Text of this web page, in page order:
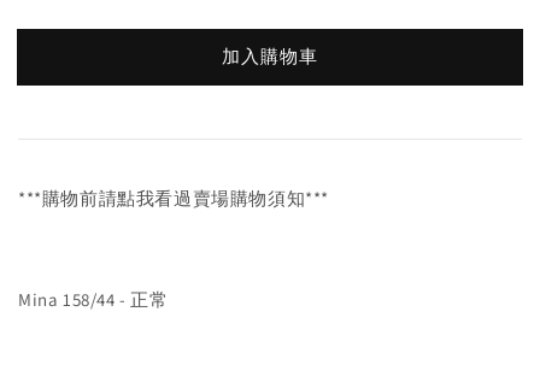
加入購物車
***購物前請點我看過賣場購物須知***
Mina 158/44 - 正常